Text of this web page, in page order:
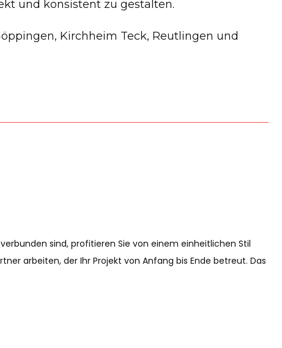
und konsistent zu gestalten.
Kirchheim Teck, Reutlingen und
sind, profitieren Sie von einem einheitlichen Stil
arbeiten, der Ihr Projekt von Anfang bis Ende betreut. Das